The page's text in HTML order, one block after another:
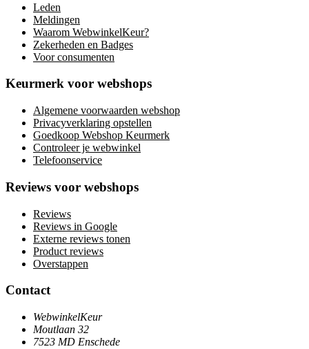
Leden
Meldingen
Waarom WebwinkelKeur?
Zekerheden en Badges
Voor consumenten
Keurmerk voor webshops
Algemene voorwaarden webshop
Privacyverklaring opstellen
Goedkoop Webshop Keurmerk
Controleer je webwinkel
Telefoonservice
Reviews voor webshops
Reviews
Reviews in Google
Externe reviews tonen
Product reviews
Overstappen
Contact
WebwinkelKeur
Moutlaan 32
7523 MD Enschede